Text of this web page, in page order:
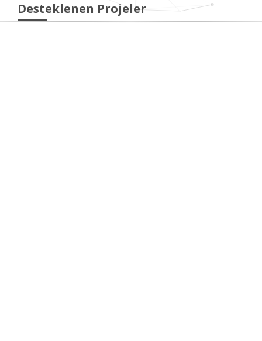
Desteklenen Projeler